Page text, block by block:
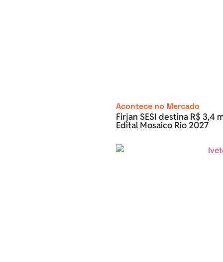
Acontece no Mercado
Firjan SESI destina R$ 3,4
Edital Mosaico Rio 2027